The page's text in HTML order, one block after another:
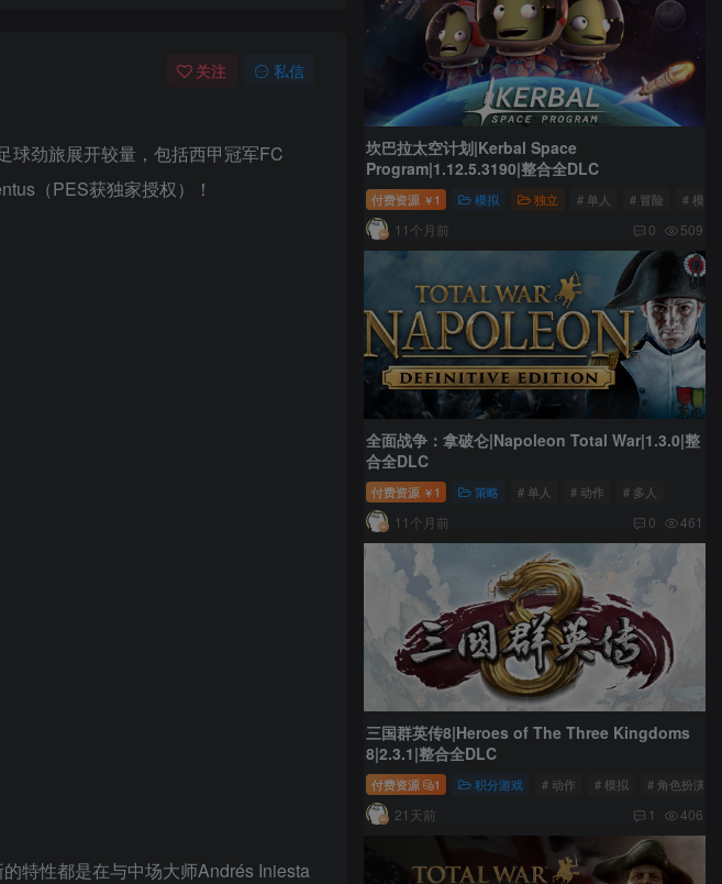
关注 私信
球劲旅展开较量，包括西甲冠军FC
（PES获独家授权）！
特性都是在与中场大师Andrés Iniesta
坎巴拉太空计划|Kerbal Space
Program|1.12.5.3190|整合全DLC
付费资源 ￥ 1 模拟 独立 # 单人 # 冒险 # 模拟
11个月前 0 509
全面战争：拿破仑|Napoleon Total War|1.3.0|整
合全DLC
付费资源 ￥ 1 策略 # 单人 # 动作 # 多人
11个月前 0 461
三国群英传8|Heroes of The Three Kingdoms
8|2.3.1|整合全DLC
付费资源 1 积分游戏 # 动作 # 模拟 # 角色扮演
21天前 1 406